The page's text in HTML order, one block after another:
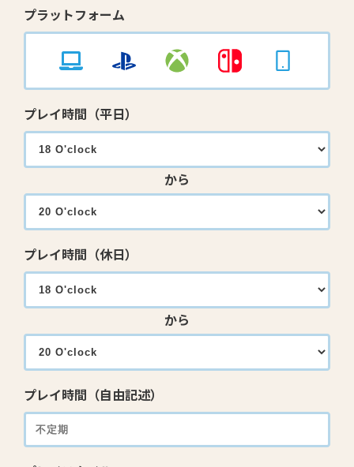
プラットフォーム
プレイ時間（平日）
から
プレイ時間（休日）
から
プレイ時間（自由記述）